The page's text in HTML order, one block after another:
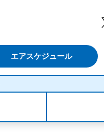
エアスケジュール